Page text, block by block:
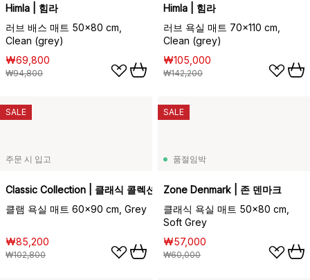
Himla | 힘라
러브 배스 매트 50x80 cm,
Clean (grey)
₩69,800
₩94,800
Himla | 힘라
러브 욕실 매트 70x110 cm,
Clean (grey)
₩105,000
₩142,200
주문 시 입고
Classic Collection | 클래식 콜렉션
클램 욕실 매트 60x90 cm, Grey
₩85,200
₩102,800
SALE
품절임박
Zone Denmark | 존 덴마크
클래식 욕실 매트 50x80 cm,
Soft Grey
₩57,000
₩60,000
SALE